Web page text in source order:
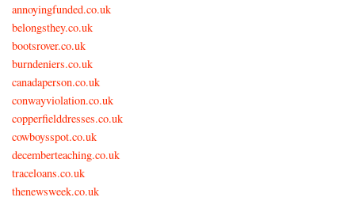
annoyingfunded.co.uk
belongsthey.co.uk
bootsrover.co.uk
burndeniers.co.uk
canadaperson.co.uk
conwayviolation.co.uk
copperfielddresses.co.uk
cowboysspot.co.uk
decemberteaching.co.uk
traceloans.co.uk
thenewsweek.co.uk